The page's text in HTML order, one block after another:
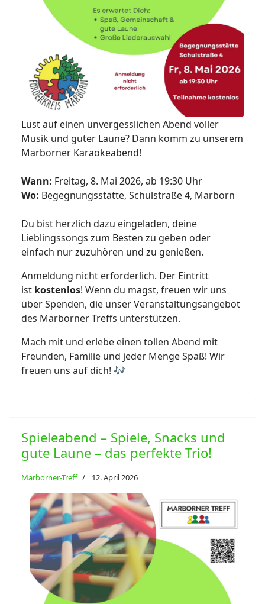
Lust auf einen unvergesslichen Abend voller
Musik und guter Laune? Dann komm zu unserem
Marborner Karaokeabend!
Wann: Freitag, 8. Mai 2026, ab 19:30 Uhr
Wo: Begegnungsstätte, Schulstraße 4, Marborn
Du bist herzlich dazu eingeladen, deine
Lieblingssongs zum Besten zu geben oder
einfach nur zuzuhören und zu genießen.
Anmeldung nicht erforderlich. Der Eintritt
ist kostenlos! Wenn du magst, freuen wir uns
über Spenden, die unser Veranstaltungsangebot
des Marborner Treffs unterstützen.
Mach mit und erlebe einen tollen Abend mit
Freunden, Familie und jeder Menge Spaß! Wir
freuen uns auf dich! 🎶
Spieleabend – Spiele, Snacks und
gute Laune – das perfekte Trio!
Marborner-Treff 12. April 2026